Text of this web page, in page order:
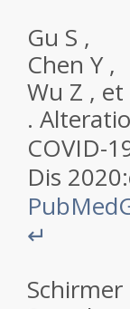
Gu S ,
Chen Y ,
Wu Z , et
.
COVID-
Dis 2020:
PubMed
↵
Schirmer